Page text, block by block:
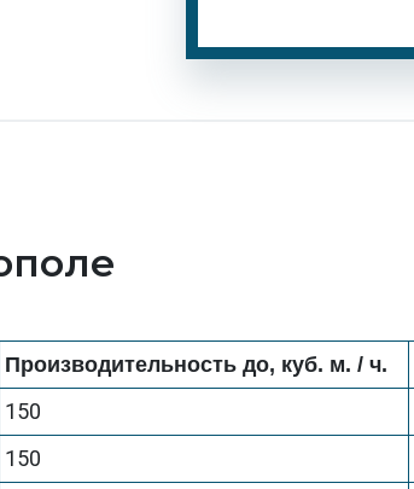
Производительность до, куб. м. / ч.
150
150